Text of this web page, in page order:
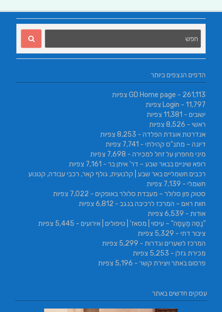
הדפים הנצפים ביותר
GD Home page - 261,113 צפיות
Login - 11,797 צפיות
ישובים - 11,381 צפיות
ראשי - 8,526 צפיות
אנדרטת אוגדת הפלדה - 8,253 צפיות
דיונה – מתנ"ס קהילתי - 7,741 צפיות
מיני מחפרון על זחל למכירה - 7,698 צפיות
רופא שיניים בבאר שבע – דר' איתן בר - 7,161 צפיות
רכבים חשמליים באר שבע | קלנועית, גולף קאר, רכבי עבודה, קטנוע
חשמלי - 7,139 צפיות
סטוק פון סלולר – מעבדת סלולר באופקים - 7,022 צפיות
חוות ראם – המרכז לרכיבה בנגב - 6,812 צפיות
אודות - 6,539 צפיות
"נַסֵּה מְעַסֶּה" – עיסוי | מסאז' | טיפולים | אירועים - 5,445 צפיות
ציבור דתי - 5,329 צפיות
המרכז לשערים וגדרות - 5,299 צפיות
מכירת גזלן - 5,253 צפיות
פרסום באתר ויצירת קשר - 5,196 צפיות
עסקים חדשים באתר